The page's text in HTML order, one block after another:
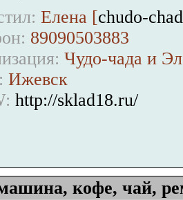
Елена [chudo-
89090503883
Чудо-чада и
Ижевск
http://sklad18.ru/
кофе, чай,